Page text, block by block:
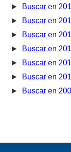
► Buscar en
► Buscar en
► Buscar en
► Buscar en
► Buscar en
► Buscar en
► Buscar en